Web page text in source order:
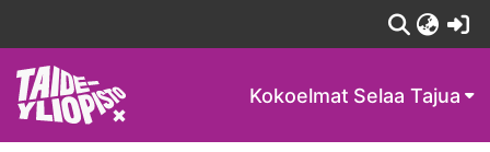
Kokoelmat Selaa Tajua